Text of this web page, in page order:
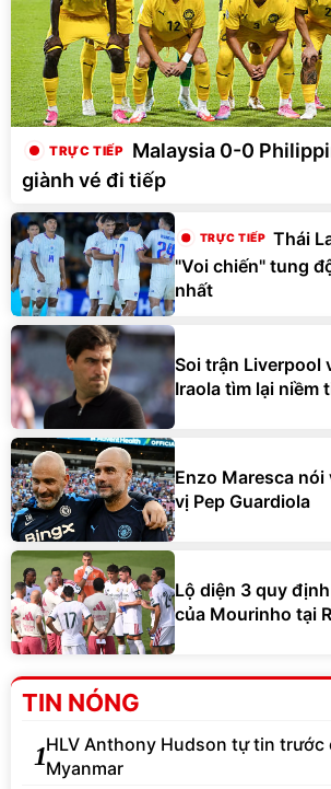
Malaysia 0-0
giành vé đi tiếp
Thái
"Voi chiến" tung
nhất
Soi trận Liverpool
Iraola tìm lại niềm
Enzo Maresca
vị Pep Guardiola
Lộ diện 3 quy
của Mourinho tại
TIN NÓNG
1HLV Anthony Hudson tự tin trước
Myanmar